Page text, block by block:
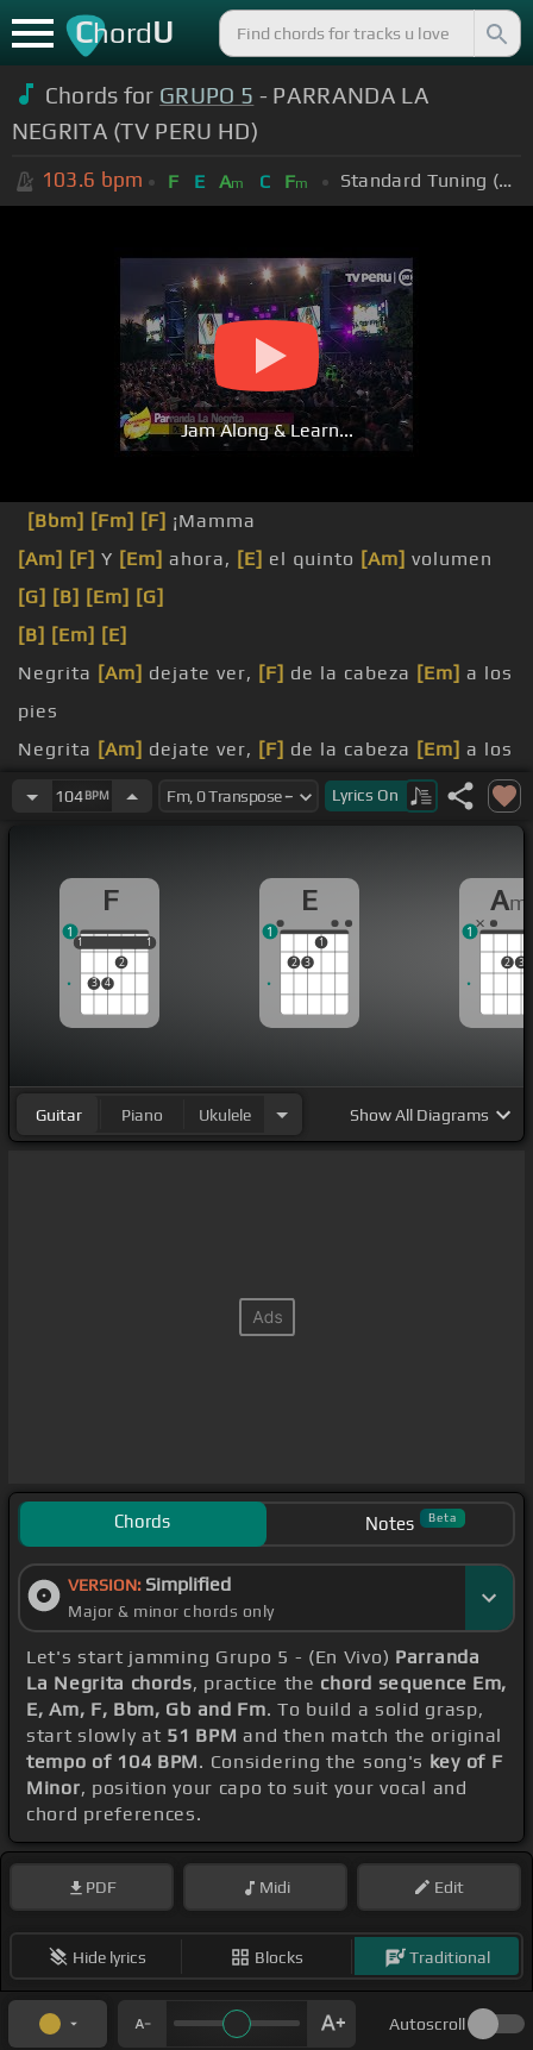
ChordU
Chords for GRUPO 5 - PARRANDA LA
NEGRITA (TV PERU HD)
103.6 bpm F E Am C Fm Standard Tuning (EADGBE)
Jam Along & Learn...
[Bbm] [Fm] [F] ¡Mamma
[Am] [F] Y [Em] ahora, [E] el quinto [Am] volumen
[G] [B] [Em] [G]
[B] [Em] [E]
Negrita [Am] dejate ver, [F] de la cabeza [Em] a los
pies
Negrita [Am] dejate ver, [F] de la cabeza [Em] a los
pies
aunque sea la[Em]
Déjame que yo te mire, [F]
última vez
104BPM Lyrics On
F
1
3 4
2
1
1 1
1
E
2 3
1
1
Am
2 3
1
Guitar Piano Ukulele ShowAll Diagrams
Chords Notes Beta
VERSION: Simplified
Major & minor chords only
Let's start jamming Grupo 5 - (En Vivo) Parranda
La Negrita chords, practice the chord sequence Em,
E, Am, F, Bbm, Gb and Fm. To build a solid grasp,
start slowly at 51 BPM and then match the original
tempo of 104 BPM. Considering the song's key of F
Minor, position your capo to suit your vocal and
chord preferences.
PDF Midi Edit
Hide lyrics Blocks Traditional
Autoscroll